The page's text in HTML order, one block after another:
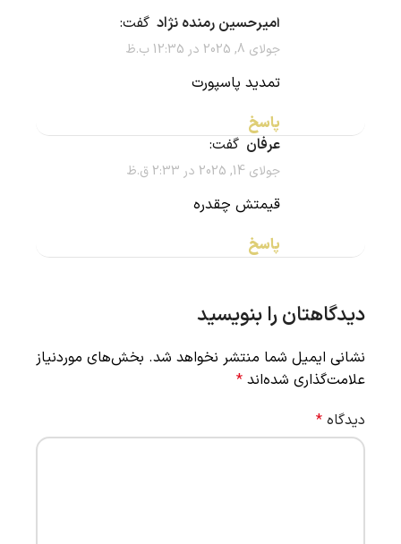
امیرحسین رمنده نژاد گفت:
جولای 8, 2025 در 12:35 ب.ظ
تمدید پاسپورت
پاسخ
عرفان گفت:
جولای 14, 2025 در 2:33 ق.ظ
قیمتش چقدره
پاسخ
دیدگاهتان را بنویسید
نشانی ایمیل شما منتشر نخواهد شد. بخش‌های موردنیاز
علامت‌گذاری شده‌اند *
دیدگاه *